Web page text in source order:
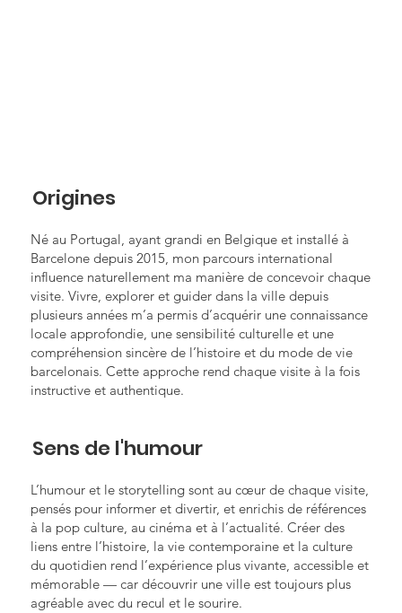
Né au Portugal, ayant grandi en Belgique et installé à
Barcelone depuis 2015, mon parcours international
influence naturellement ma manière de concevoir chaque
visite. Vivre, explorer et guider dans la ville depuis
plusieurs années m’a permis d’acquérir une connaissance
locale approfondie, une sensibilité culturelle et une
compréhension sincère de l’histoire et du mode de vie
barcelonais. Cette approche rend chaque visite à la fois
instructive et authentique.
Origines
L’humour et le storytelling sont au cœur de chaque visite,
pensés pour informer et divertir, et enrichis de références
à la pop culture, au cinéma et à l’actualité. Créer des
liens entre l’histoire, la vie contemporaine et la culture
du quotidien rend l’expérience plus vivante, accessible et
mémorable — car découvrir une ville est toujours plus
agréable avec du recul et le sourire.
Sens de l'humour